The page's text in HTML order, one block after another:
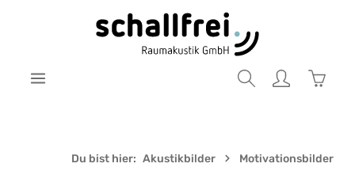
Zum Hauptinhalt springen
Du bist hier: Akustikbilder Motivationsbilder